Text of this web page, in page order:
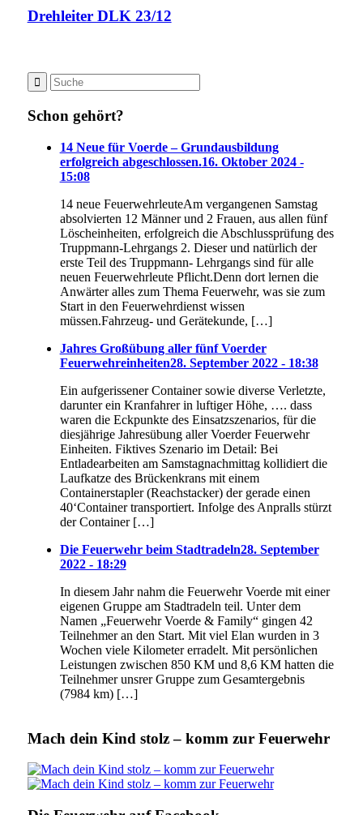
Drehleiter DLK 23/12
Schon gehört?
14 Neue für Voerde – Grundausbildung
erfolgreich abgeschlossen.16. Oktober 2024 -
15:08
14 neue FeuerwehrleuteAm vergangenen Samstag
absolvierten 12 Männer und 2 Frauen, aus allen fünf
Löscheinheiten, erfolgreich die Abschlussprüfung des
Truppmann-Lehrgangs 2. Dieser und natürlich der
erste Teil des Truppmann- Lehrgangs sind für alle
neuen Feuerwehrleute Pflicht.Denn dort lernen die
Anwärter alles zum Thema Feuerwehr, was sie zum
Start in den Feuerwehrdienst wissen
müssen.Fahrzeug- und Gerätekunde, […]
Jahres Großübung aller fünf Voerder
Feuerwehreinheiten28. September 2022 - 18:38
Ein aufgerissener Container sowie diverse Verletzte,
darunter ein Kranfahrer in luftiger Höhe, …. dass
waren die Eckpunkte des Einsatzszenarios, für die
diesjährige Jahresübung aller Voerder Feuerwehr
Einheiten. Fiktives Szenario im Detail: Bei
Entladearbeiten am Samstagnachmittag kollidiert die
Laufkatze des Brückenkrans mit einem
Containerstapler (Reachstacker) der gerade einen
40‘Container transportiert. Infolge des Anpralls stürzt
der Container […]
Die Feuerwehr beim Stadtradeln28. September
2022 - 18:29
In diesem Jahr nahm die Feuerwehr Voerde mit einer
eigenen Gruppe am Stadtradeln teil. Unter dem
Namen „Feuerwehr Voerde & Family“ gingen 42
Teilnehmer an den Start. Mit viel Elan wurden in 3
Wochen viele Kilometer erradelt. Mit persönlichen
Leistungen zwischen 850 KM und 8,6 KM hatten die
Teilnehmer unsrer Gruppe zum Gesamtergebnis
(7984 km) […]
Mach dein Kind stolz – komm zur Feuerwehr